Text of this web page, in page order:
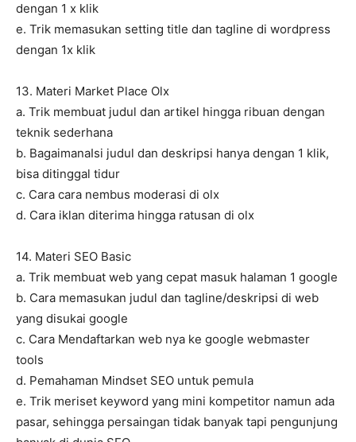
dengan 1 x klik
e. Trik memasukan setting title dan tagline di wordpress
dengan 1x klik
13. Materi Market Place Olx
a. Trik membuat judul dan artikel hingga ribuan dengan
teknik sederhana
b. BagaimanaIsi judul dan deskripsi hanya dengan 1 klik,
bisa ditinggal tidur
c. Cara cara nembus moderasi di olx
d. Cara iklan diterima hingga ratusan di olx
14. Materi SEO Basic
a. Trik membuat web yang cepat masuk halaman 1 google
b. Cara memasukan judul dan tagline/deskripsi di web
yang disukai google
c. Cara Mendaftarkan web nya ke google webmaster
tools
d. Pemahaman Mindset SEO untuk pemula
e. Trik meriset keyword yang mini kompetitor namun ada
pasar, sehingga persaingan tidak banyak tapi pengunjung